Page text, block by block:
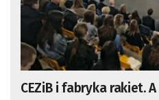
CEZiB i fabryka rakiet.